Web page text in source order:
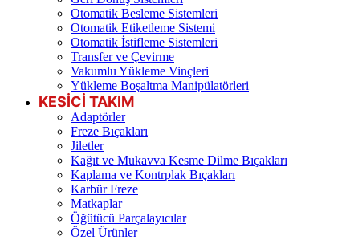
Otomatik Besleme Sistemleri
Otomatik Etiketleme Sistemi
Otomatik İstifleme Sistemleri
Transfer ve Çevirme
Vakumlu Yükleme Vinçleri
Yükleme Boşaltma Manipülatörleri
KESİCİ TAKIM
Adaptörler
Freze Bıçakları
Jiletler
Kağıt ve Mukavva Kesme Dilme Bıçakları
Kaplama ve Kontrplak Bıçakları
Karbür Freze
Matkaplar
Öğütücü Parçalayıcılar
Özel Ürünler